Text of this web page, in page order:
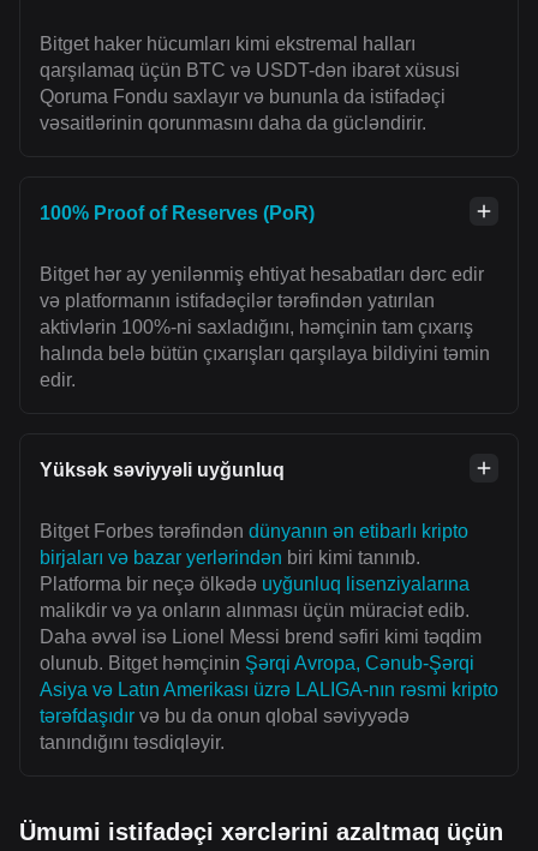
Bitget haker hücumları kimi ekstremal halları
qarşılamaq üçün BTC və USDT-dən ibarət xüsusi
Qoruma Fondu saxlayır və bununla da istifadəçi
vəsaitlərinin qorunmasını daha da gücləndirir.
100% Proof of Reserves (PoR)
Bitget hər ay yenilənmiş ehtiyat hesabatları dərc edir
və platformanın istifadəçilər tərəfindən yatırılan
aktivlərin 100%-ni saxladığını, həmçinin tam çıxarış
halında belə bütün çıxarışları qarşılaya bildiyini təmin
edir.
Yüksək səviyyəli uyğunluq
Bitget Forbes tərəfindən dünyanın ən etibarlı kripto
birjaları və bazar yerlərindən biri kimi tanınıb.
Platforma bir neçə ölkədə uyğunluq lisenziyalarına
malikdir və ya onların alınması üçün müraciət edib.
Daha əvvəl isə Lionel Messi brend səfiri kimi təqdim
olunub. Bitget həmçinin Şərqi Avropa, Cənub-Şərqi
Asiya və Latın Amerikası üzrə LALIGA-nın rəsmi kripto
tərəfdaşıdır və bu da onun qlobal səviyyədə
tanındığını təsdiqləyir.
Ümumi istifadəçi xərclərini azaltmaq üçün